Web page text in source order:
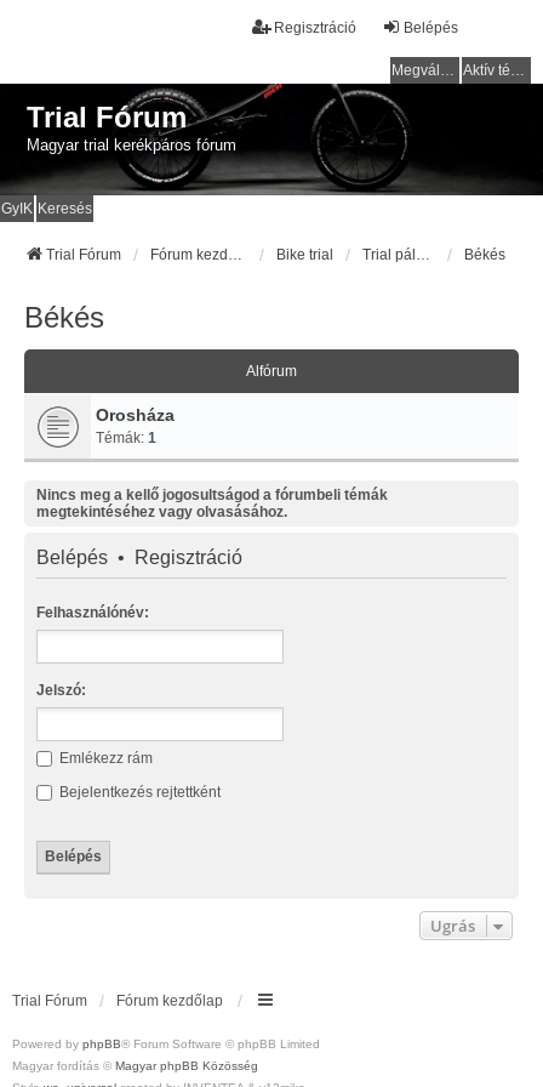
Belépés
Regisztráció
Megválaszolatlan témák Aktív témák
Trial Fórum
Magyar trial kerékpáros fórum
GyIK Keresés
Trial Fórum Bike trial Békés
Békés
Alfórum
Orosháza
Témák: 1
Nincs meg a kellő jogosultságod a fórumbeli témák
megtekintéséhez vagy olvasásához.
Belépés • Regisztráció
Felhasználónév:
Jelszó:
Emlékezz rám
Bejelentkezés rejtettként
Ugrás
Trial Fórum Fórum kezdőlap
Powered by phpBB® Forum Software © phpBB Limited
Magyar fordítás © Magyar phpBB Közösség